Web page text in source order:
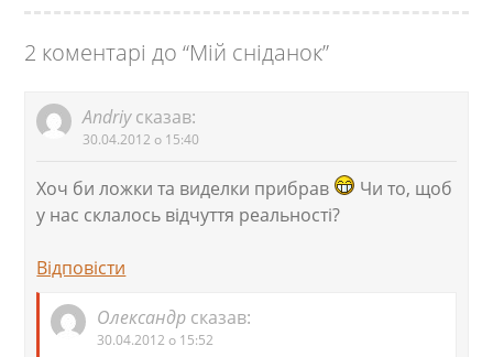
по
запису
2 коментарі до “Мій сніданок”
Andriy сказав:
30.04.2012 о 15:40
Хоч би ложки та виделки прибрав
Чи то, щоб
у нас склалось відчуття реальності?
Відповіcти
Олександр сказав:
30.04.2012 о 15:52